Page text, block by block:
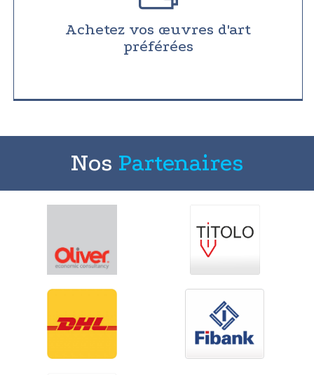
Achetez vos œuvres d'art
préférées
Nos Partenaires